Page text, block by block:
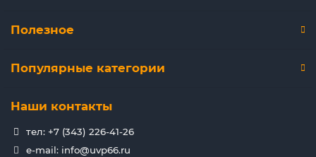
Полезное
Популярные категории
Наши контакты
тел: +7 (343) 226-41-26
e-mail: info@uvp66.ru